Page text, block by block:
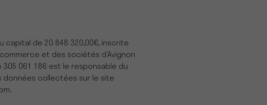
au capital de 20 848 320,00€, inscrite
et des sociétés d’Avignon
305 061 186 est le responsable du
collectées sur le site